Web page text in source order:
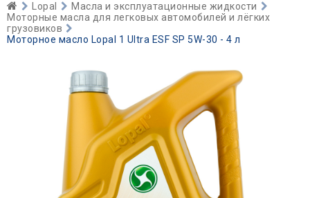
Lopal
Масла и эксплуатационные жидкости
Моторные масла для легковых автомобилей и лёгких
грузовиков
Моторное масло Lopal 1 Ultra ESF SP 5W-30 - 4 л